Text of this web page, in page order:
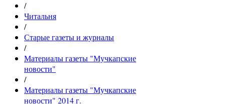
/
Читальня
/
Старые газеты и журналы
/
Материалы газеты "Мучкапские
новости"
/
Материалы газеты "Мучкапские
новости" 2014 г.